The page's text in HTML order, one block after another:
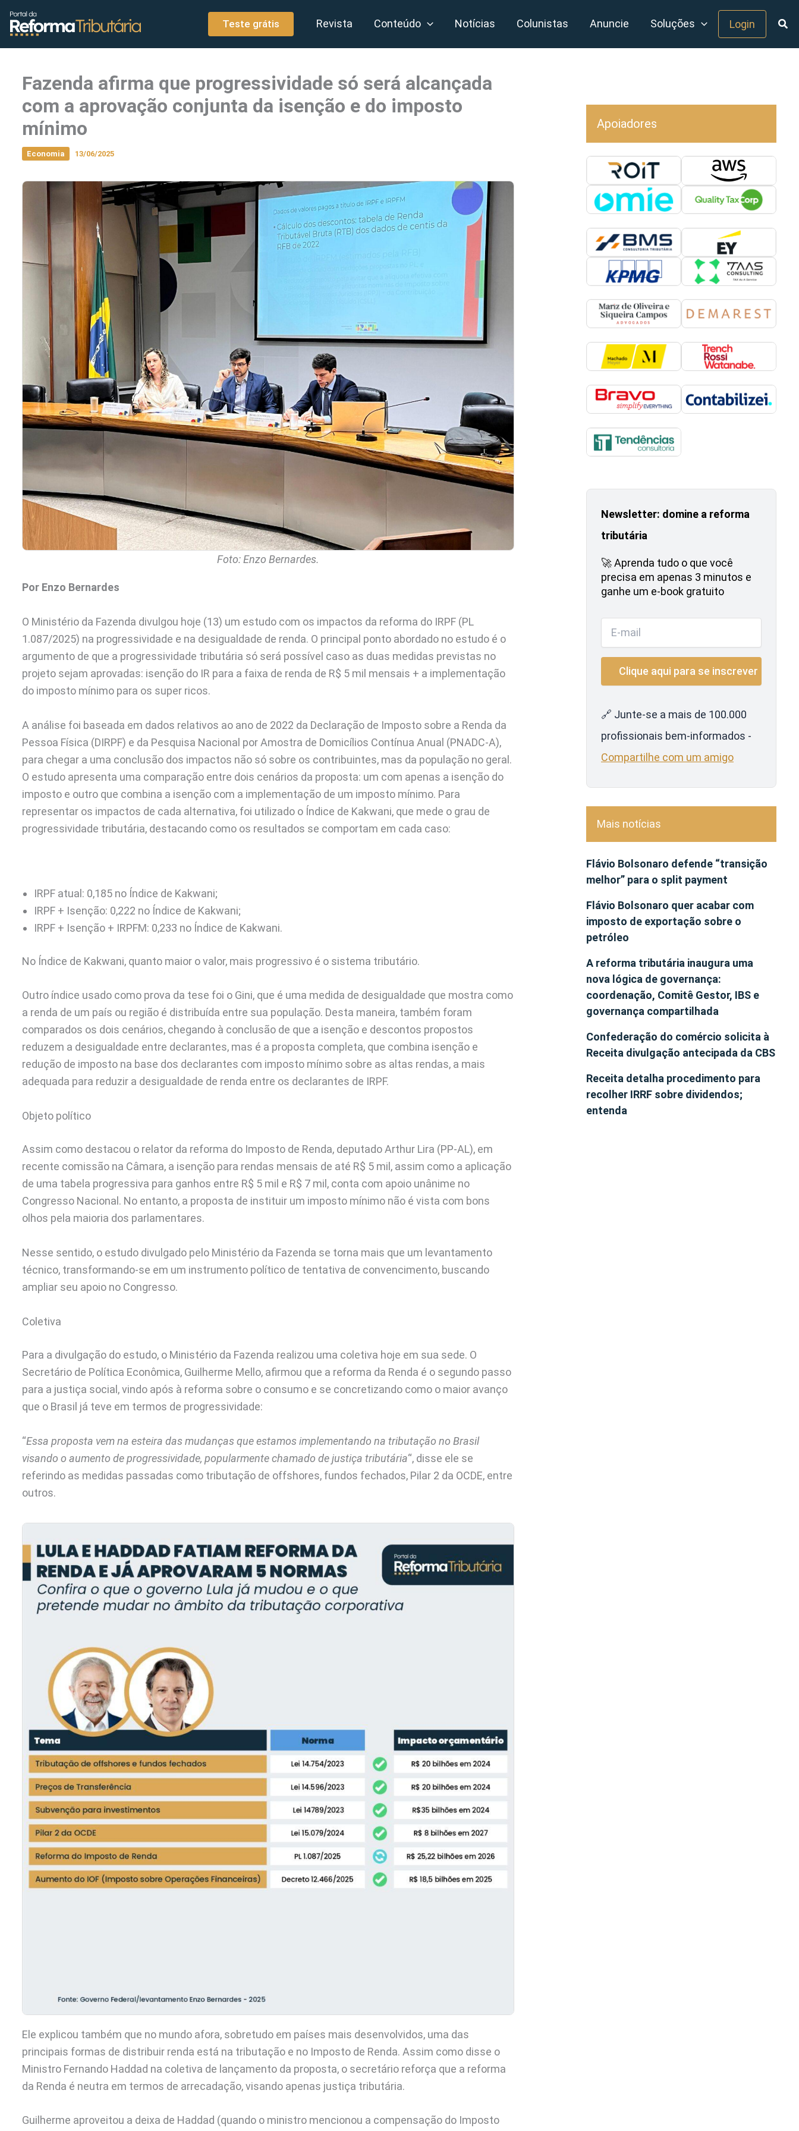
conteúdo
Teste grátis Revista Conteúdo Notícias Colunistas Anuncie Soluções Login
Fazenda afirma que progressividade só será alcançada
com a aprovação conjunta da isenção e do imposto
mínimo
Economia 13/06/2025
Foto: Enzo Bernardes.
Por Enzo Bernardes
O Ministério da Fazenda divulgou hoje (13) um estudo com os impactos da reforma do IRPF (PL
1.087/2025) na progressividade e na desigualdade de renda. O principal ponto abordado no estudo é o
argumento de que a progressividade tributária só será possível caso as duas medidas previstas no
projeto sejam aprovadas: isenção do IR para a faixa de renda de R$ 5 mil mensais + a implementação
do imposto mínimo para os super ricos.
A análise foi baseada em dados relativos ao ano de 2022 da Declaração de Imposto sobre a Renda da
Pessoa Física (DIRPF) e da Pesquisa Nacional por Amostra de Domicílios Contínua Anual (PNADC-A),
para chegar a uma conclusão dos impactos não só sobre os contribuintes, mas da população no geral.
O estudo apresenta uma comparação entre dois cenários da proposta: um com apenas a isenção do
imposto e outro que combina a isenção com a implementação de um imposto mínimo. Para
representar os impactos de cada alternativa, foi utilizado o Índice de Kakwani, que mede o grau de
progressividade tributária, destacando como os resultados se comportam em cada caso:
IRPF atual: 0,185 no Índice de Kakwani;
IRPF + Isenção: 0,222 no Índice de Kakwani;
IRPF + Isenção + IRPFM: 0,233 no Índice de Kakwani.
No Índice de Kakwani, quanto maior o valor, mais progressivo é o sistema tributário.
Outro índice usado como prova da tese foi o Gini, que é uma medida de desigualdade que mostra como
a renda de um país ou região é distribuída entre sua população. Desta maneira, também foram
comparados os dois cenários, chegando à conclusão de que a isenção e descontos propostos
reduzem a desigualdade entre declarantes, mas é a proposta completa, que combina isenção e
redução de imposto na base dos declarantes com imposto mínimo sobre as altas rendas, a mais
adequada para reduzir a desigualdade de renda entre os declarantes de IRPF.
Objeto político
Assim como destacou o relator da reforma do Imposto de Renda, deputado Arthur Lira (PP-AL), em
recente comissão na Câmara, a isenção para rendas mensais de até R$ 5 mil, assim como a aplicação
de uma tabela progressiva para ganhos entre R$ 5 mil e R$ 7 mil, conta com apoio unânime no
Congresso Nacional. No entanto, a proposta de instituir um imposto mínimo não é vista com bons
olhos pela maioria dos parlamentares.
Nesse sentido, o estudo divulgado pelo Ministério da Fazenda se torna mais que um levantamento
técnico, transformando-se em um instrumento político de tentativa de convencimento, buscando
ampliar seu apoio no Congresso.
Coletiva
Para a divulgação do estudo, o Ministério da Fazenda realizou uma coletiva hoje em sua sede. O
Secretário de Política Econômica, Guilherme Mello, afirmou que a reforma da Renda é o segundo passo
para a justiça social, vindo após à reforma sobre o consumo e se concretizando como o maior avanço
que o Brasil já teve em termos de progressividade:
“Essa proposta vem na esteira das mudanças que estamos implementando na tributação no Brasil
visando o aumento de progressividade, popularmente chamado de justiça tributária“, disse ele se
referindo as medidas passadas como tributação de offshores, fundos fechados, Pilar 2 da OCDE, entre
outros.
Ele explicou também que no mundo afora, sobretudo em países mais desenvolvidos, uma das
principais formas de distribuir renda está na tributação e no Imposto de Renda. Assim como disse o
Ministro Fernando Haddad na coletiva de lançamento da proposta, o secretário reforça que a reforma
da Renda é neutra em termos de arrecadação, visando apenas justiça tributária.
Guilherme aproveitou a deixa de Haddad (quando o ministro mencionou a compensação do Imposto
Apoiadores
Newsletter: domine a reforma
tributária
🚀 Aprenda tudo o que você
precisa em apenas 3 minutos e
ganhe um e-book gratuito
🔗 Junte-se a mais de 100.000
profissionais bem-informados -
Compartilhe com um amigo
Mais notícias
Flávio Bolsonaro defende “transição
melhor” para o split payment
Flávio Bolsonaro quer acabar com
imposto de exportação sobre o
petróleo
A reforma tributária inaugura uma
nova lógica de governança:
coordenação, Comitê Gestor, IBS e
governança compartilhada
Confederação do comércio solicita à
Receita divulgação antecipada da CBS
Receita detalha procedimento para
recolher IRRF sobre dividendos;
entenda